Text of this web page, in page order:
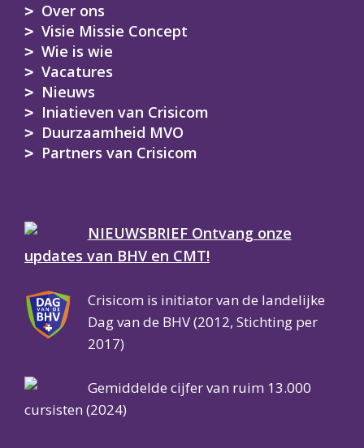
Over ons
Visie Missie Concept
Wie is wie
Vacatures
Nieuws
Iniatieven van Crisicom
Duurzaamheid MVO
Partners van Crisicom
NIEUWSBRIEF Ontvang onze
updates van BHV en CMT!
Crisicom is initiator van de landelijke
Dag van de BHV (2012, Stichting per
2017)
Gemiddelde cijfer van ruim 13.000
cursisten (2024)